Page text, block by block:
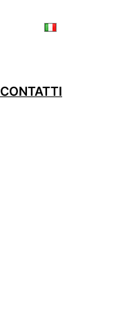
CONTATTI